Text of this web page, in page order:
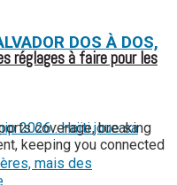
réglages à faire pour les
DOS À DOS,
coverage, breaking
keeping you connected